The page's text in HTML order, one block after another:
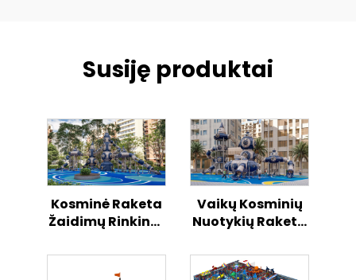
Susiję produktai
Kosminė Raketa
Žaidimų Rinkinys
Veiklos Centras
Vaikų Kosminių
Nuotykių Raketa
Danguje Žaidimų
Aikštelė